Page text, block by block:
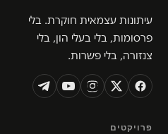
עיתונות עצמאית חוקרת. בלי
פרסומות, בלי בעלי הון, בלי
צנזורה, בלי פשרות.
פרויקטים